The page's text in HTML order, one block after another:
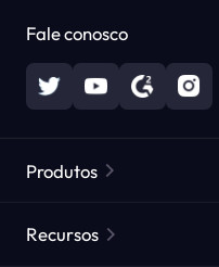
Fale conosco
Produtos
Recursos